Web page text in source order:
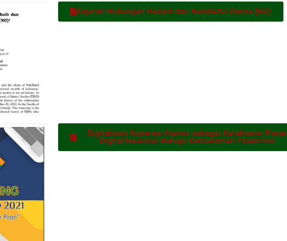
Sejarah Hubungan Habaib dan Nahdlatul Ulama (NU)
Digitalisasi Koperasi Alumni sebagai Katalisator Pasar
Digital Nasional Menuju Kemandirian Pesantren